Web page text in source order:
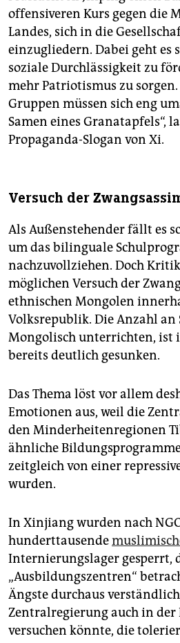
offensiveren Kurs gegen die
Landes, sich in die
einzugliedern. Dabei geht es
soziale Durchlässigkeit zu
mehr Patriotismus zu
Gruppen müssen sich eng
Samen eines Granatapfels“,
Propaganda-Slogan von Xi.
Versuch der
Als Außenstehender fällt es
um das bilinguale
nachzuvollziehen. Doch
möglichen Versuch der
ethnischen Mongolen
Volksrepublik. Die Anzahl an
Mongolisch unterrichten, ist
bereits deutlich gesunken.
Das Thema löst vor allem
Emotionen aus, weil die
den Minderheitenregionen
ähnliche
zeitgleich von einer
wurden.
In Xinjiang wurden nach
hunderttausende
Internierungslager gesperrt,
„Ausbildungszentren“
Ängste durchaus
Zentralregierung auch in
versuchen könnte, die